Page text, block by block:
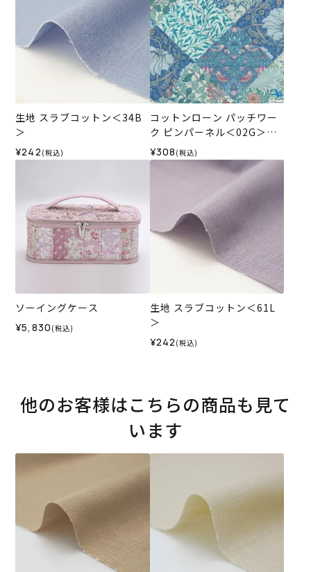
生地 スラブコットン＜34B
＞
¥242 (税込)
コットンローン パッチワー
ク ピンパーネル＜02G＞生
地 ホビーラホビーレデザイ
ンコレクション
¥308 (税込)
ソーイングケース
¥5,830 (税込)
生地 スラブコットン＜61L
＞
¥242 (税込)
他のお客様はこちらの商品も見て
います